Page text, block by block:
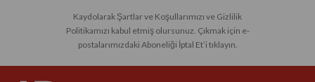
Kaydolarak Şartlar ve Koşullarımızı ve Gizlilik
Politikamızı kabul etmiş olursunuz. Çıkmak için e-
postalarımızdaki Aboneliği İptal Et’i tıklayın.